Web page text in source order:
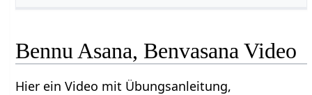
Bennu Asana, Benvasana Video
Hier ein Video mit Übungsanleitung,